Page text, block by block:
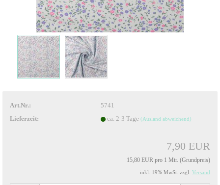
Art.Nr.:
5741
Lieferzeit:
ca. 2-3 Tage (Ausland abweichend)
7,90 EUR
15,80 EUR pro 1 Mtr. (Grundpreis)
inkl. 19% MwSt. zzgl. Versand